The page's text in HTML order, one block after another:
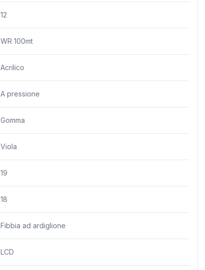
12
WR 100mt
Acrilico
A pressione
Gomma
Viola
19
18
Fibbia ad ardiglione
LCD